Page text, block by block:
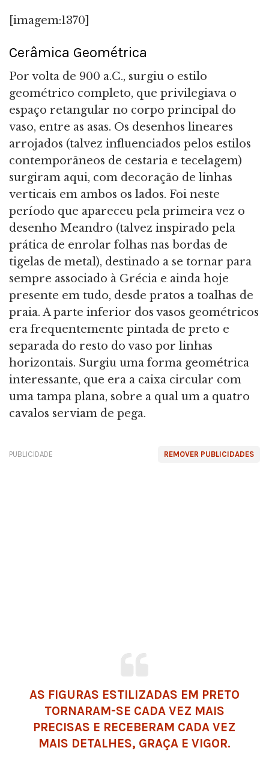
[imagem:1370]
Cerâmica Geométrica
Por volta de 900 a.C., surgiu o estilo
geométrico completo, que privilegiava o
espaço retangular no corpo principal do
vaso, entre as asas. Os desenhos lineares
arrojados (talvez influenciados pelos estilos
contemporâneos de cestaria e tecelagem)
surgiram aqui, com decoração de linhas
verticais em ambos os lados. Foi neste
período que apareceu pela primeira vez o
desenho Meandro (talvez inspirado pela
prática de enrolar folhas nas bordas de
tigelas de metal), destinado a se tornar para
sempre associado à Grécia e ainda hoje
presente em tudo, desde pratos a toalhas de
praia. A parte inferior dos vasos geométricos
era frequentemente pintada de preto e
separada do resto do vaso por linhas
horizontais. Surgiu uma forma geométrica
interessante, que era a caixa circular com
uma tampa plana, sobre a qual um a quatro
cavalos serviam de pega.
REMOVER PUBLICIDADES
PUBLICIDADE
AS FIGURAS ESTILIZADAS EM PRETO
TORNARAM-SE CADA VEZ MAIS
PRECISAS E RECEBERAM CADA VEZ
MAIS DETALHES, GRAÇA E VIGOR.